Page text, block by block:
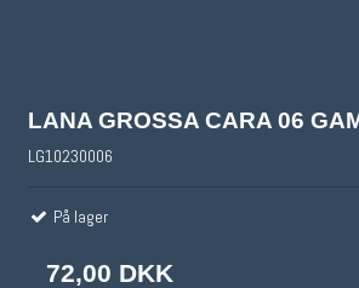
LANA GROSSA CARA 06
LG10230006
På lager
72,00 DKK